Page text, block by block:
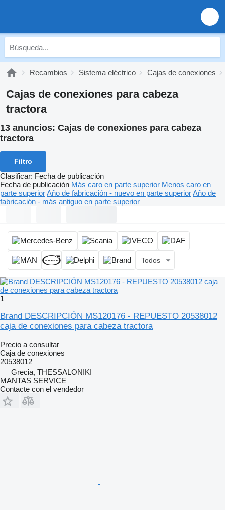
Recambios Sistema eléctrico Cajas de conexiones
Cajas de conexiones para cabeza
tractora
13 anuncios: Cajas de conexiones para cabeza
tractora
Filtro
Clasificar: Fecha de publicación
Fecha de publicación Más caro en parte superior Menos caro en
parte superiorAño de fabricación - nuevo en parte superiorAño de
fabricación - más antiguo en parte superior
Todos
1
Brand DESCRIPCIÓN MS120176 - REPUESTO 20538012
caja de conexiones para cabeza tractora
Precio a consultar
Caja de conexiones
20538012
Grecia, THESSALONIKI
MANTAS SERVICE
Contacte con el vendedor